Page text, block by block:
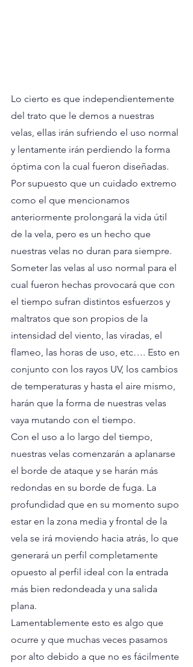
Lo cierto es que independientemente
del trato que le demos a nuestras
velas, ellas irán sufriendo el uso normal
y lentamente irán perdiendo la forma
óptima con la cual fueron diseñadas.
Por supuesto que un cuidado extremo
como el que mencionamos
anteriormente prolongará la vida útil
de la vela, pero es un hecho que
nuestras velas no duran para siempre.
Someter las velas al uso normal para el
cual fueron hechas provocará que con
el tiempo sufran distintos esfuerzos y
maltratos que son propios de la
intensidad del viento, las viradas, el
flameo, las horas de uso, etc…. Esto en
conjunto con los rayos UV, los cambios
de temperaturas y hasta el aire mismo,
harán que la forma de nuestras velas
vaya mutando con el tiempo.
Con el uso a lo largo del tiempo,
nuestras velas comenzarán a aplanarse
el borde de ataque y se harán más
redondas en su borde de fuga. La
profundidad que en su momento supo
estar en la zona media y frontal de la
vela se irá moviendo hacia atrás, lo que
generará un perfil completamente
opuesto al perfil ideal con la entrada
más bien redondeada y una salida
plana.
Lamentablemente esto es algo que
ocurre y que muchas veces pasamos
por alto debido a que no es fácilmente